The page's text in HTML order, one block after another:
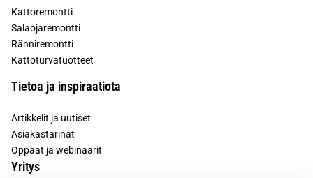
Kattoremontti
Salaojaremontti
Ränniremontti
Kattoturvatuotteet
Tietoa ja inspiraatiota
Artikkelit ja uutiset
Asiakastarinat
Oppaat ja webinaarit
Yritys